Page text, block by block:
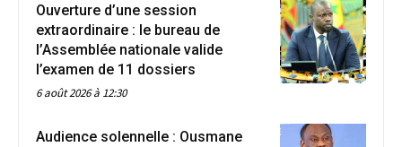
Ouverture d’une session
extraordinaire : le bureau de
l’Assemblée nationale valide
l’examen de 11 dossiers
6 août 2026 à 12:30
Audience solennelle : Ousmane